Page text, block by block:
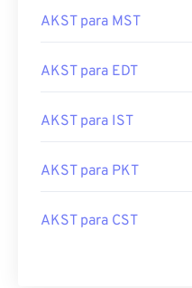
AKST para MST
AKST para EDT
AKST para IST
AKST para PKT
AKST para CST